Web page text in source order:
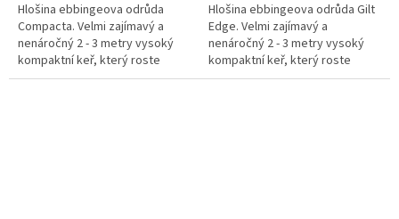
Hlošina ebbingeova odrůda
Compacta. Velmi zajímavý a
nenáročný 2 - 3 metry vysoký
kompaktní keř, který roste
poměrně rychle a dobře snáší
Hlošina ebbingeova odrůda Gilt
Edge. Velmi zajímavý a
nenáročný 2 - 3 metry vysoký
kompaktní keř, který roste
poměrně rychle a dobře snáší